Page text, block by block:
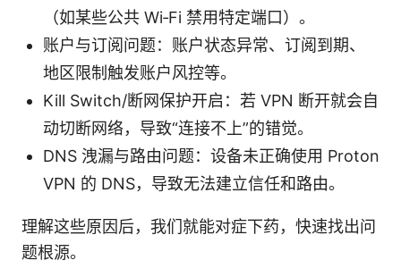
（如某些公共 Wi‑Fi 禁用特定端口）。
账户与订阅问题：账户状态异常、订阅到期、
地区限制触发账户风控等。
Kill Switch/断网保护开启：若 VPN 断开就会自
动切断网络，导致“连接不上”的错觉。
DNS 洩漏与路由问题：设备未正确使用 Proton
VPN 的 DNS，导致无法建立信任和路由。
理解这些原因后，我们就能对症下药，快速找出问
题根源。